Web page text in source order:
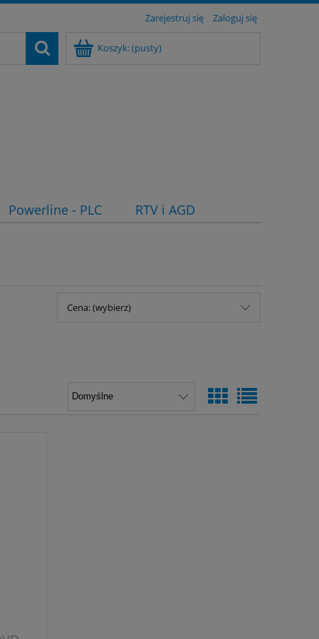
Zarejestruj się Zaloguj się
Koszyk:(pusty)
Powerline - PLC RTV i AGD
Cena: (wybierz)